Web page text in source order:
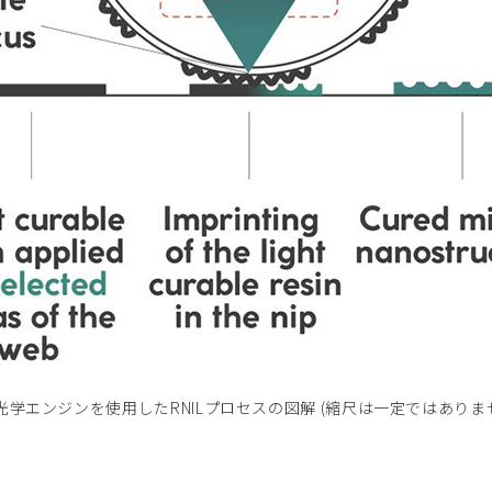
学エンジンを使用したRNILプロセスの図解 (縮尺は一定ではありま